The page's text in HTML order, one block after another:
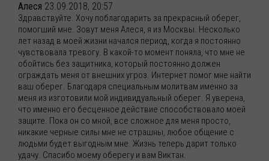
Алеся 23.09.2018, 20:57
Здравствуйте. Хочу поблагодарить за прекрасный оберег,
помогший мне. Зовут меня Алеся, я из Москвы. Несколько
лет назад в моей жизни начался период, когда я постоянно
чувствовала тревогу. В какой-то момент поняла, что мне не
обойтись без защитника, который постоянно должен
ограждать меня от внешних угроз. Интернет помог мне найти
ваш оберег. Благодаря специальным молитвам именно за
меня из изготовили мой индивидуальный оберег. Я уверена,
что именно его бесценное действие способствовало моей
защите. Пока он со мной, все сложное для меня просто,
никакие черные силы мне не страшны, любое общение с
людьми будет выгодным мне. Жизнь теперь дарит только
удачу. Спасибо моему оберегу и вам Виктан.